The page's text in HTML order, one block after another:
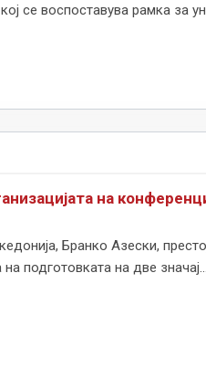
се воспоставува рамка за
на
Бранко Азески,
подготовката на две значај...